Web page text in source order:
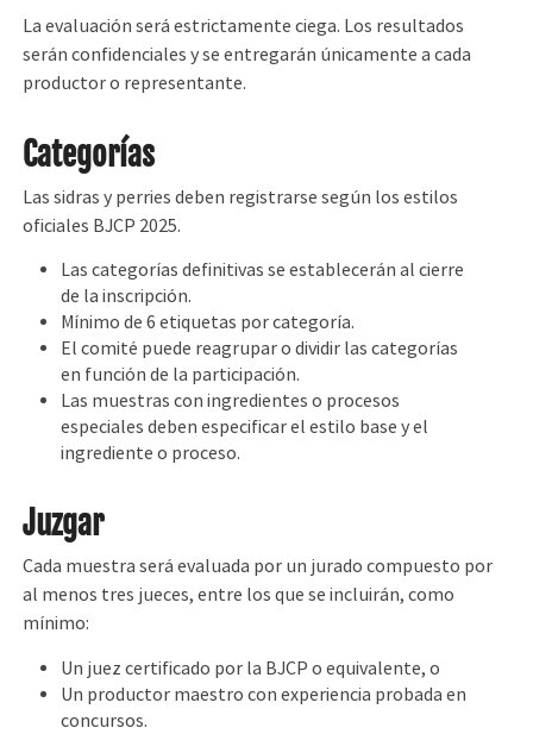
La evaluación será estrictamente ciega. Los resultados
serán confidenciales y se entregarán únicamente a cada
productor o representante.
Categorías
Las sidras y perries deben registrarse según los estilos
oficiales BJCP 2025.
Las categorías definitivas se establecerán al cierre
de la inscripción.
Mínimo de 6 etiquetas por categoría.
El comité puede reagrupar o dividir las categorías
en función de la participación.
Las muestras con ingredientes o procesos
especiales deben especificar el estilo base y el
ingrediente o proceso.
Juzgar
Cada muestra será evaluada por un jurado compuesto por
al menos tres jueces, entre los que se incluirán, como
mínimo:
Un juez certificado por la BJCP o equivalente, o
Un productor maestro con experiencia probada en
concursos.